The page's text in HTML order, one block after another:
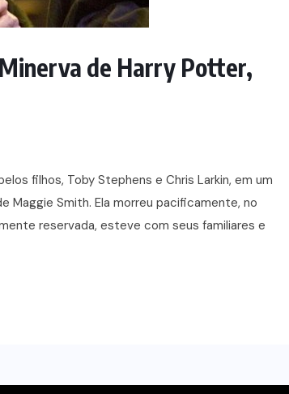
de Harry Potter,
filhos, Toby Stephens e Chris Larkin, em um
Maggie Smith. Ela morreu pacificamente, no
reservada, esteve com seus familiares e